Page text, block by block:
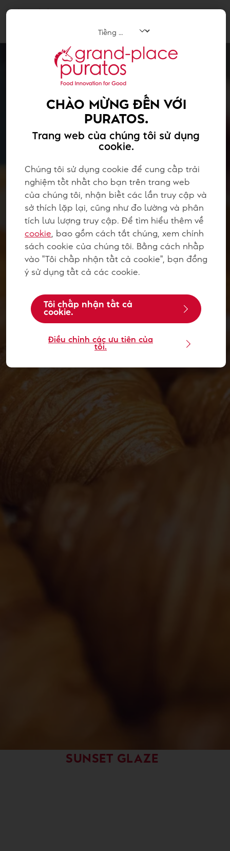
SUNSET GLAZE
CHÀO MỪNG ĐẾN VỚI
PURATOS.
Trang web của chúng tôi sử dụng
cookie.
Chúng tôi sử dụng cookie để cung cấp trải
nghiệm tốt nhất cho bạn trên trang web
của chúng tôi, nhận biết các lần truy cập và
sở thích lặp lại, cũng như đo lường và phân
tích lưu lượng truy cập. Để tìm hiểu thêm về
cookie, bao gồm cách tắt chúng, xem chính
sách cookie của chúng tôi. Bằng cách nhấp
vào "Tôi chấp nhận tất cả cookie", bạn đồng
ý sử dụng tất cả các cookie.
Tôi chấp nhận tất cả
cookie.
Điều chỉnh các ưu tiên của
tôi.